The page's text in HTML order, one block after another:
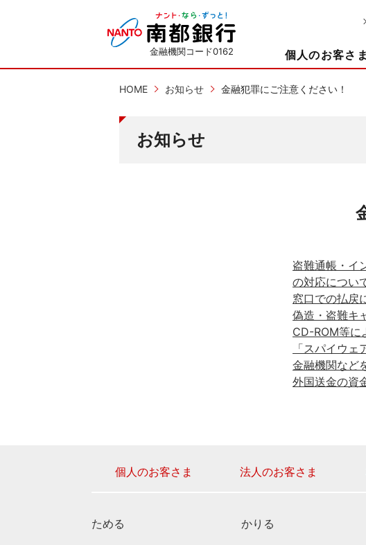
金融機関コード0162 個人のお客さま
HOME お知らせ 金融犯罪にご注意ください！
お知らせ
盗難通帳・イ
の対応につい
窓口での払戻
偽造・盗難キ
CD-ROM等に
「スパイウェ
金融機関など
外国送金の資
個人のお客さま 法人のお客さま
ためる かりる